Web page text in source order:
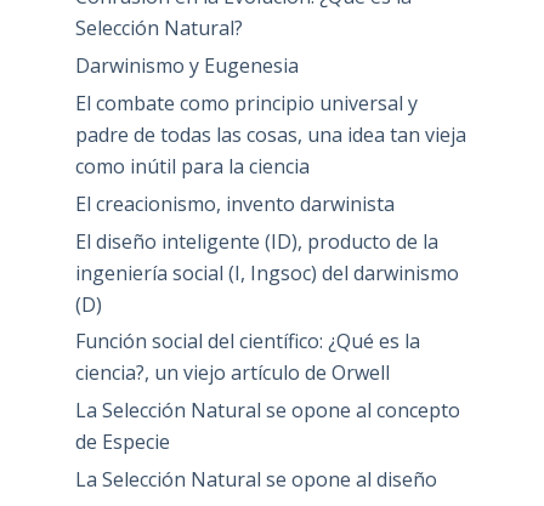
Selección Natural?
Darwinismo y Eugenesia
El combate como principio universal y
padre de todas las cosas, una idea tan vieja
como inútil para la ciencia
El creacionismo, invento darwinista
El diseño inteligente (ID), producto de la
ingeniería social (I, Ingsoc) del darwinismo
(D)
Función social del científico: ¿Qué es la
ciencia?, un viejo artículo de Orwell
La Selección Natural se opone al concepto
de Especie
La Selección Natural se opone al diseño